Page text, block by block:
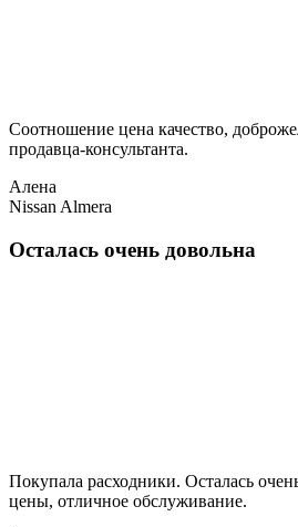
Соотношение цена качество,
продавца-консультанта.
Алена
Nissan Almera
Осталась очень довольна
Покупала расходники. Осталась
цены, отличное обслуживание.